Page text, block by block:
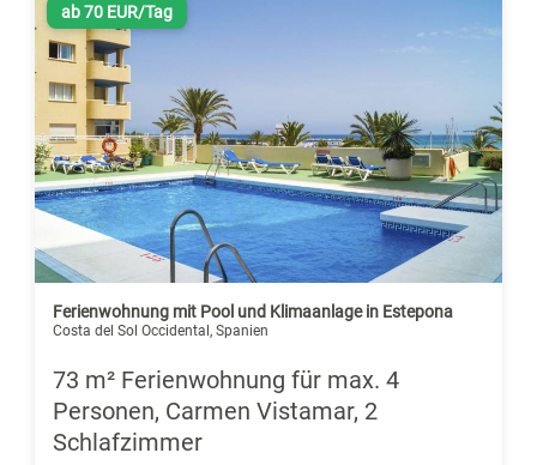
ab 70 EUR/Tag
Ferienwohnung mit Pool und Klimaanlage in Estepona
Costa del Sol Occidental, Spanien
73 m² Ferienwohnung für max. 4
Personen, Carmen Vistamar, 2
Schlafzimmer